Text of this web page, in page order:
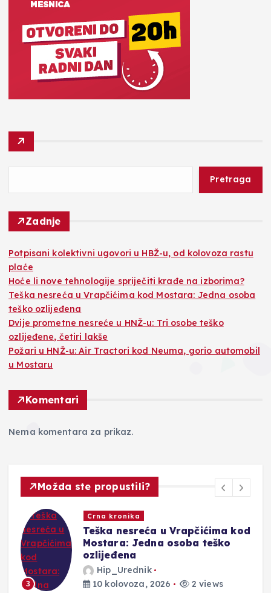
Pretraga
Zadnje
Potpisani kolektivni ugovori u HBŽ-u, od kolovoza rastu
plaće
Hoće li nove tehnologije spriječiti krađe na izborima?
Teška nesreća u Vrapčićima kod Mostara: Jedna osoba
teško ozlijeđena
Dvije prometne nesreće u HNŽ-u: Tri osobe teško
ozlijeđene, četiri lakše
Požari u HNŽ-u: Air Tractori kod Neuma, gorio automobil
u Mostaru
Komentari
Nema komentara za prikaz.
Možda ste propustili?
4
Novosti
Dvije prometne nesreće u HNŽ-
u: Tri osobe teško ozlijeđene,
četiri lakše
Hip_Urednik
10 kolovoza, 2026
3 views